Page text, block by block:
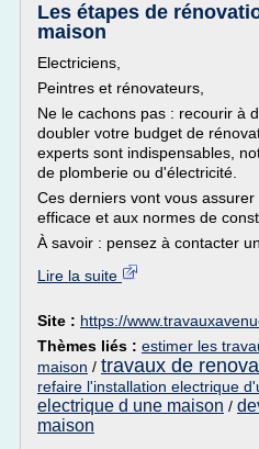
Les étapes de
maison
Electriciens,
Peintres et rénovateurs,
Ne le cachons pas : recourir à
doubler votre budget de
experts sont indispensables,
de plomberie ou d'électricité.
Ces derniers vont vous
efficace et aux normes de
À savoir : pensez à contacter
Lire la suite
Site : https://
Thèmes liés : estimer les
maison / travaux de
refaire l'installation electrique
electrique d une maison /
maison